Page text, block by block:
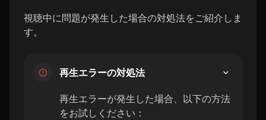
視聴中に問題が発生した場合の対処法をご紹介しま
す。
再生エラーの対処法
再生エラーが発生した場合、以下の方法
をお試しください：